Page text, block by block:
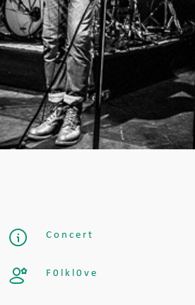
Concert
F0lkl0ve